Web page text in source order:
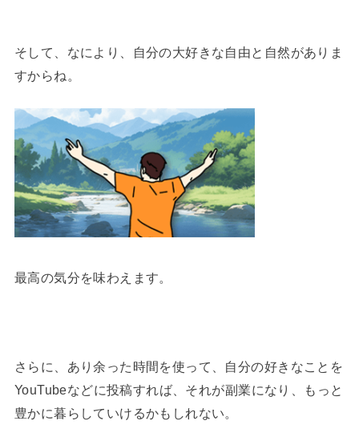
そして、なにより、自分の大好きな自由と自然がありま
すからね。
最高の気分を味わえます。
さらに、あり余った時間を使って、自分の好きなことを
YouTubeなどに投稿すれば、それが副業になり、もっと
豊かに暮らしていけるかもしれない。